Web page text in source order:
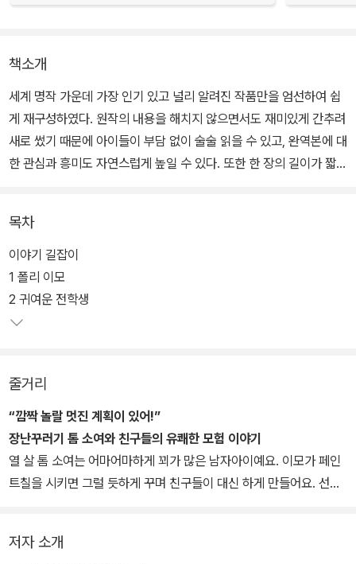
책소개
세계 명작 가운데 가장 인기 있고 널리 알려진 작품만을 엄선하여 쉽
게 재구성하였다. 원작의 내용을 해치지 않으면서도 재미있게 간추려
새로 썼기 때문에 아이들이 부담 없이 술술 읽을 수 있고, 완역본에 대
한 관심과 흥미도 자연스럽게 높일 수 있다. 또한 한 장의 길이가 짧아
목차
이야기 길잡이
1 폴리 이모
2 귀여운 전학생
줄거리
“깜짝 놀랄 멋진 계획이 있어!”
장난꾸러기 톰 소여와 친구들의 유쾌한 모험 이야기
열 살 톰 소여는 어마어마하게 꾀가 많은 남자아이예요. 이모가 페인
트칠을 시키면 그럴 듯하게 꾸며 친구들이 대신 하게 만들어요. 선물
픔에 빠져 장례식을 준비하지요. 하지만 이 사실을 알게 된 톰은 자신
저자 소개